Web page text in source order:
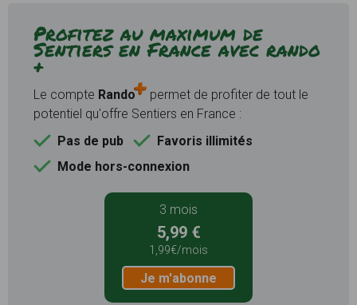
Profitez au maximum de
Sentiers en France avec rando
+
Le compte Rando
permet de profiter de tout le
potentiel qu'offre Sentiers en France :
Pas de pub
Favoris illimités
Mode hors-connexion
3 mois
5,99 €
1,99€/mois
Je m'abonne